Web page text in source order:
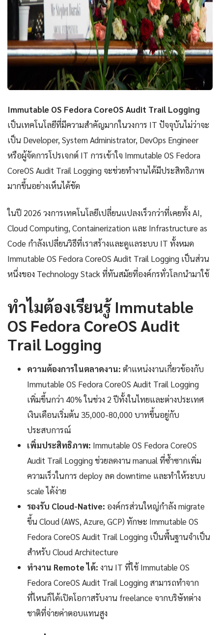
Immutable OS Fedora CoreOS Audit Trail Logging
เป็นเทคโนโลยีที่มีความสำคัญมากในวงการ IT ปัจจุบันไม่ว่าจะ
เป็น Developer, System Administrator, DevOps Engineer
หรือผู้จัดการโปรเจกต์ IT การเข้าใจ Immutable OS Fedora
CoreOS Audit Trail Logging จะช่วยทำงานได้มีประสิทธิภาพ
มากขึ้นอย่างเห็นได้ชัด
ในปี 2026 วงการเทคโนโลยีเปลี่ยนแปลงเร็วกว่าที่เคยทั้ง AI,
Cloud Computing, Containerization และ Infrastructure as
Code กำลังเปลี่ยนวิธีที่เราสร้างและดูแลระบบ IT ทั้งหมด
Immutable OS Fedora CoreOS Audit Trail Logging เป็นส่วน
หนึ่งของ Technology Stack ที่ทันสมัยที่องค์กรทั่วโลกนำมาใช้
ทำไมต้องเรียนรู้ Immutable
OS Fedora CoreOS Audit
Trail Logging
ความต้องการในตลาดงาน: ตำแหน่งงานเกี่ยวข้องกับ
Immutable OS Fedora CoreOS Audit Trail Logging
เพิ่มขึ้นกว่า 40% ในช่วง 2 ปีทั้งในไทยและต่างประเทศ
เงินเดือนเริ่มต้น 35,000-80,000 บาทขึ้นอยู่กับ
ประสบการณ์
เพิ่มประสิทธิภาพ: Immutable OS Fedora CoreOS
Audit Trail Logging ช่วยลดงาน manual ที่ซ้ำซากเพิ่ม
ความเร็วในการ deploy ลด downtime และทำให้ระบบ
scale ได้ง่าย
รองรับ Cloud-Native: องค์กรส่วนใหญ่กำลัง migrate
ขึ้น Cloud (AWS, Azure, GCP) ทักษะ Immutable OS
Fedora CoreOS Audit Trail Logging เป็นพื้นฐานจำเป็น
สำหรับ Cloud Architecture
ทำงาน Remote ได้: งาน IT ที่ใช้ Immutable OS
Fedora CoreOS Audit Trail Logging สามารถทำจาก
ที่ไหนก็ได้เปิดโอกาสรับงาน freelance จากบริษัทต่าง
ชาติที่จ่ายค่าตอบแทนสูง